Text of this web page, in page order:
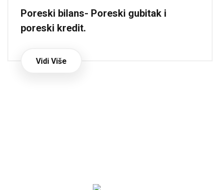
Poreski bilans- Poreski gubitak i
poreski kredit.
Vidi Više